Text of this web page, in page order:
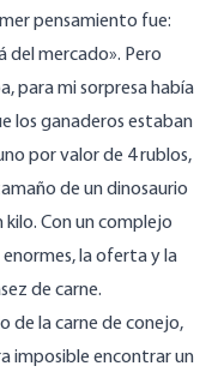
pensamiento fue:
del mercado». Pero
para mi sorpresa había
los ganaderos estaban
por valor de 4 rublos,
de un dinosaurio
Con un complejo
la oferta y la
de carne.
de la carne de conejo,
imposible encontrar un